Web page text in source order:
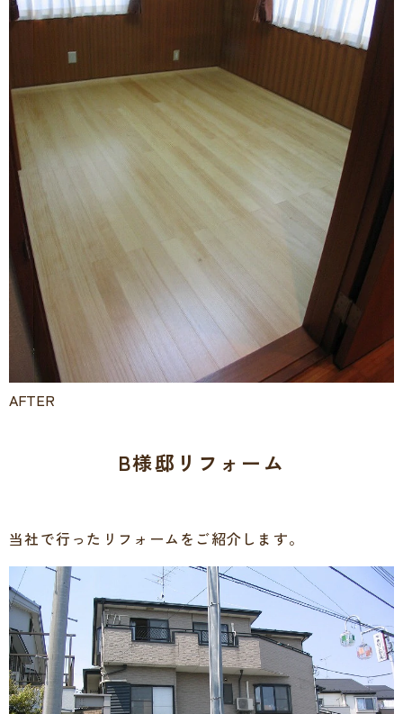
AFTER
B様邸リフォーム
当社で行ったリフォームをご紹介します。